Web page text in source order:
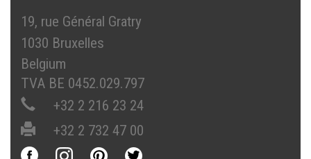
19, rue Général Gratry
1030 Bruxelles
Belgium
TVA BE 0452.029.797
+32 2 216 23 24
+32 2 732 47 00